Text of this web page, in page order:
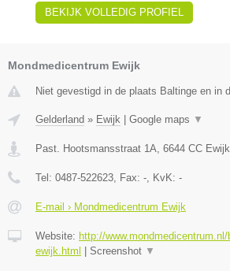
BEKIJK VOLLEDIG PROFIEL
Mondmedicentrum Ewijk
Niet gevestigd in de plaats Baltinge en in
Gelderland » Ewijk Google maps ▼
Past. Hootsmansstraat 1A, 6644 CC Ewijk
Tel: 0487-522623, Fax: -, KvK: -
E-mail › Mondmedicentrum Ewijk
Website: http://
ewijk.html
Screenshot ▼